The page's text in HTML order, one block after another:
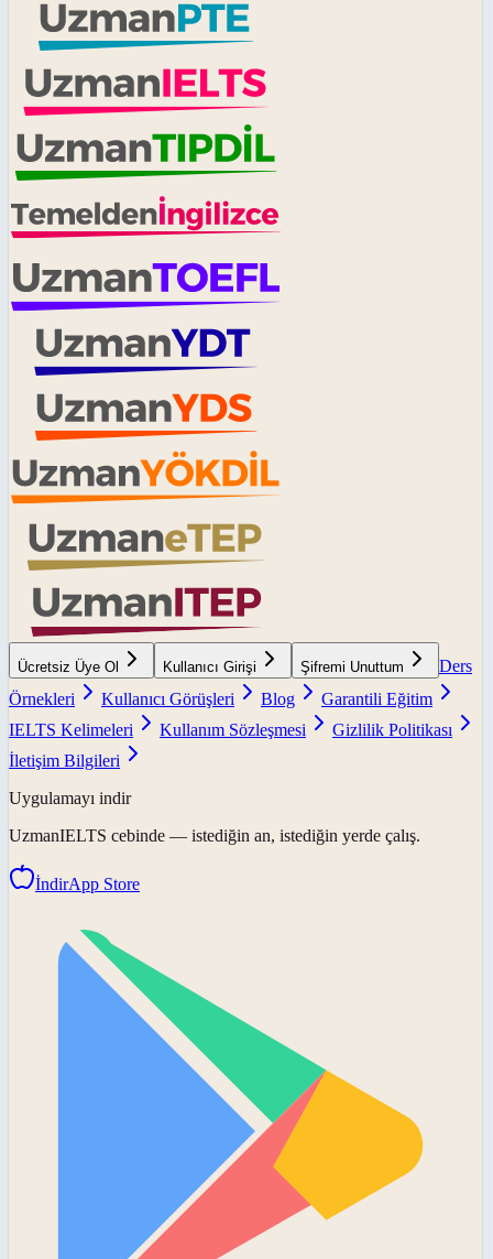
Ücretsiz Üye Ol Kullanıcı Girişi Şifremi Unuttum
Ders
Örnekleri
Kullanıcı Görüşleri Blog
Garantili Eğitim
IELTS Kelimeleri
Kullanım Sözleşmesi
Gizlilik Politikası
İletişim Bilgileri
Uygulamayı indir
UzmanIELTS cebinde — istediğin an, istediğin yerde çalış.
İndirApp Store